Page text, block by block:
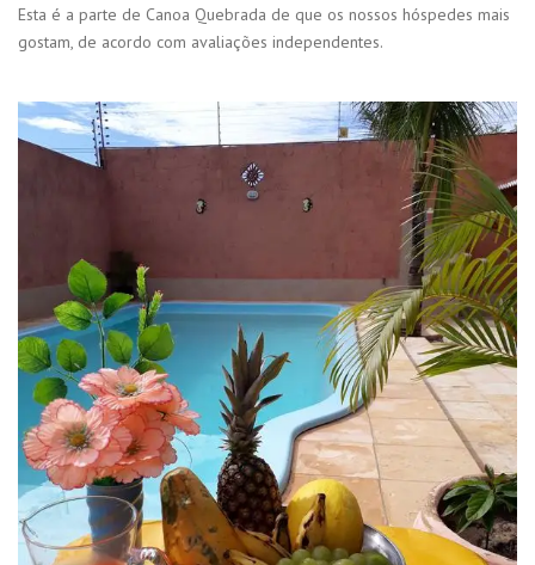
Esta é a parte de Canoa Quebrada de que os nossos hóspedes mais
gostam, de acordo com avaliações independentes.